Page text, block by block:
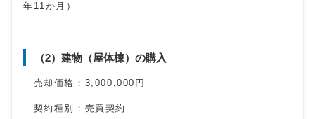
年11か月）
（2）建物（屋体棟）の購入
売却価格：3,000,000円
契約種別：売買契約